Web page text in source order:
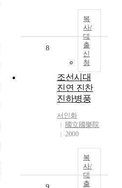
복
사/
대
출
신
청
8
조선시대
진연 진찬
진하병풍
서인화
國立國樂院
2000
복
사/
대
출